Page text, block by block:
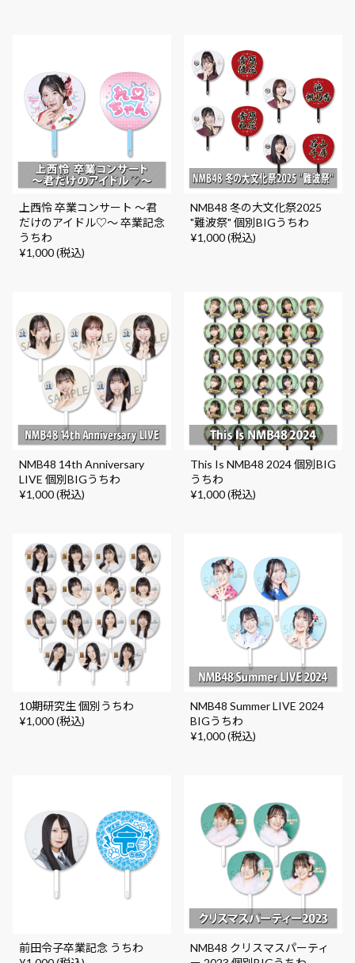
上西怜 卒業コンサート ～君
だけのアイドル♡～ 卒業記念
うちわ
¥1,000 (税込)
NMB48 冬の大文化祭2025
"難波祭" 個別BIGうちわ
¥1,000 (税込)
NMB48 14th Anniversary
LIVE 個別BIGうちわ
¥1,000 (税込)
This Is NMB48 2024 個別BIG
うちわ
¥1,000 (税込)
10期研究生 個別うちわ
¥1,000 (税込)
NMB48 Summer LIVE 2024
BIGうちわ
¥1,000 (税込)
前田令子卒業記念 うちわ
NMB48 クリスマスパーティ